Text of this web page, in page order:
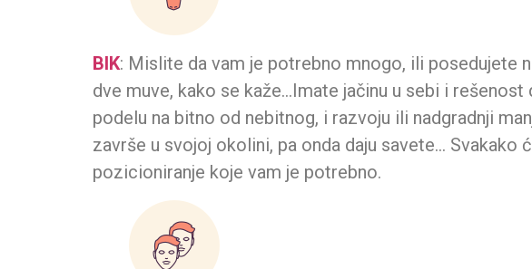
BIK: Mislite da vam je potrebno mnogo, ili posedujete
dve muve, kako se kaže…Imate jačinu u sebi i
podelu na bitno od nebitnog, i razvoju ili nadgradnji
završe u svojoj okolini, pa onda daju savete…
pozicioniranje koje vam je potrebno.